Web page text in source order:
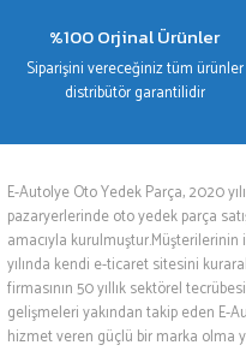
%100 Orjinal Ürünler
Siparişini vereceğiniz tüm ürünler
distribütör garantilidir
E-Autolye Oto Yedek Parça, 2020
pazaryerlerinde oto yedek parça
amacıyla
yılında kendi e-ticaret sitesini
firmasının 50 yıllık sektörel
gelişmeleri yakından takip eden E-
hizmet veren güçlü bir marka olma